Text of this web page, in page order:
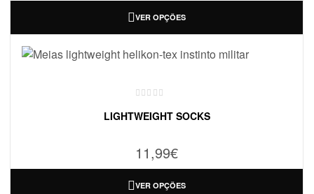
VER OPÇÕES
LIGHTWEIGHT SOCKS
11,99€
VER OPÇÕES